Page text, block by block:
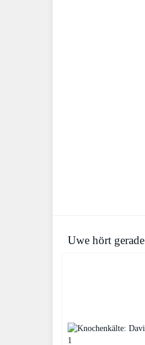
Uwe hört gerade